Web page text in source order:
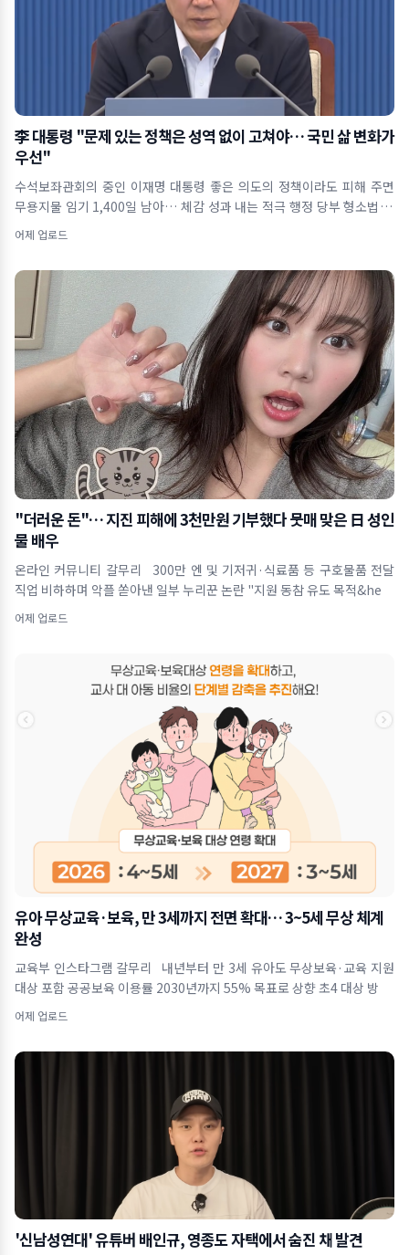
李 대통령 "문제 있는 정책은 성역 없이 고쳐야… 국민 삶 변화가
우선"
수석보좌관회의 중인 이재명 대통령 좋은 의도의 정책이라도 피해 주면
무용지물 임기 1,400일 남아… 체감 성과 내는 적극 행정 당부 형소법 개
정&midd
어제 업로드
"더러운 돈"… 지진 피해에 3천만원 기부했다 뭇매 맞은 日 성인
물 배우
온라인 커뮤니티 갈무리 300만 엔 및 기저귀·식료품 등 구호물품 전달
직업 비하하며 악플 쏟아낸 일부 누리꾼 논란 "지원 동참 유도 목적&he
어제 업로드
유아 무상교육·보육, 만 3세까지 전면 확대… 3~5세 무상 체계
완성
교육부 인스타그램 갈무리 내년부터 만 3세 유아도 무상보육·교육 지원
대상 포함 공공보육 이용률 2030년까지 55% 목표로 상향 초4 대상 방
어제 업로드
'신남성연대' 유튜버 배인규, 영종도 자택에서 숨진 채 발견